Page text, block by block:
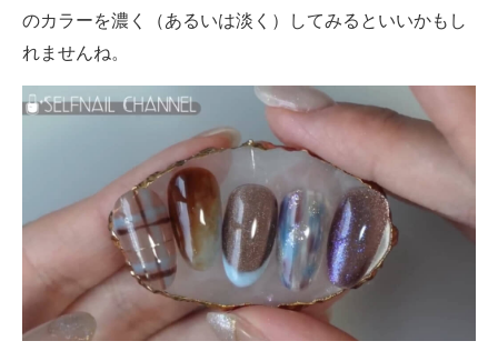
のカラーを濃く（あるいは淡く）してみるといいかもし
れませんね。